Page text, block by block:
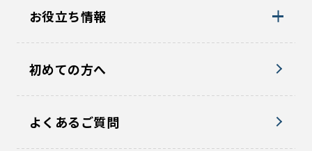
お役立ち情報
初めての方へ
よくあるご質問